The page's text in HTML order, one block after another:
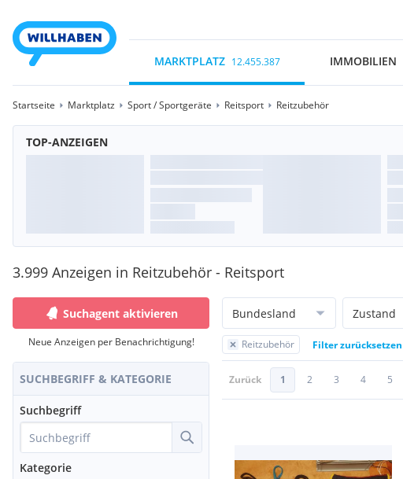
MARKTPLATZ 12.455.387 IMMOBILIEN
Startseite Marktplatz Sport / Sportgeräte Reitsport Reitzubehör
TOP-ANZEIGEN
3.999 Anzeigen in Reitzubehör - Reitsport
Suchagent aktivieren
Neue Anzeigen per Benachrichtigung!
SUCHBEGRIFF & KATEGORIE
Suchbegriff
Kategorie
Bundesland Zustand
Reitzubehör Filter zurücksetzen
Zurück 1 2 3 4 5